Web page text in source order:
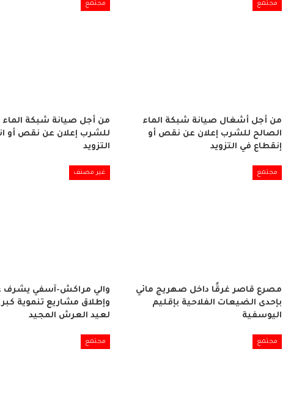
مجتمع
من أجل أشغال صيانة شبكة الماء
الصالح للشرب إعلان عن نقص أو
إنقطاع في التزويد
مجتمع
من أجل صيانة شبكة الماء
للشرب إعلان عن نقص أو
التزويد
مجتمع
مصرع قاصر غرقًا داخل صهريج مائي
بإحدى الضيعات الفلاحية بإقليم
اليوسفية
غير مصنف
والي مراكش-آسفي يشرف
وإطلاق مشاريع تنموية
لعيد العرش المجيد
مجتمع مجتمع